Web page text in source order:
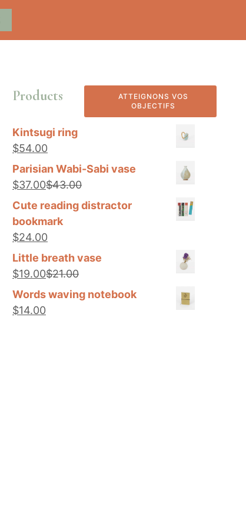
ATTEIGNONS VOS
OBJECTIFS
Products
Kintsugi ring
$54.00
Parisian Wabi-Sabi vase
$37.00$43.00
Cute reading distractor
bookmark
$24.00
Little breath vase
$19.00$21.00
Words waving notebook
$14.00